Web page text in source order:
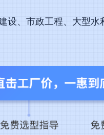
设、市政工程、大型水